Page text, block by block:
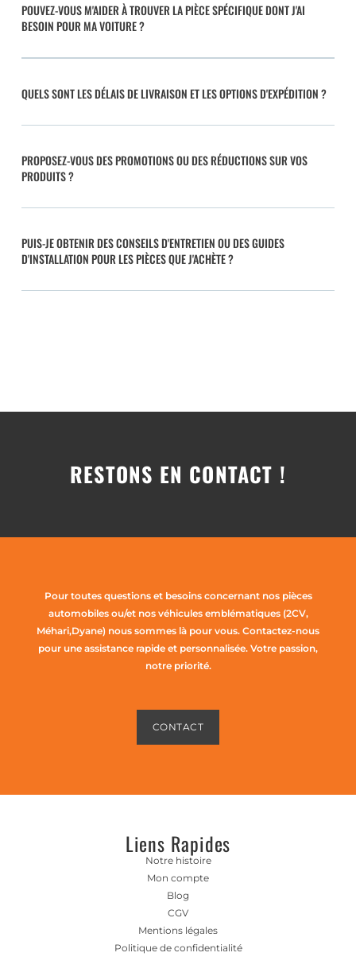
POUVEZ-VOUS M'AIDER À TROUVER LA PIÈCE SPÉCIFIQUE DONT J'AI
BESOIN POUR MA VOITURE ?
QUELS SONT LES DÉLAIS DE LIVRAISON ET LES OPTIONS D'EXPÉDITION ?
PROPOSEZ-VOUS DES PROMOTIONS OU DES RÉDUCTIONS SUR VOS
PRODUITS ?
PUIS-JE OBTENIR DES CONSEILS D'ENTRETIEN OU DES GUIDES
D'INSTALLATION POUR LES PIÈCES QUE J'ACHÈTE ?
RESTONS EN CONTACT !
Pour toutes questions et besoins concernant nos pièces
automobiles ou/et nos véhicules emblématiques (2CV,
Méhari,Dyane) nous sommes là pour vous. Contactez-nous
pour une assistance rapide et personnalisée. Votre passion,
notre priorité.
CONTACT
Liens Rapides
Notre histoire
Mon compte
Blog
CGV
Mentions légales
Politique de confidentialité